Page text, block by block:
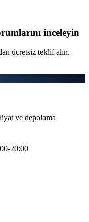
inceleyin
ücretsiz teklif alın.
ve depolama
20:00